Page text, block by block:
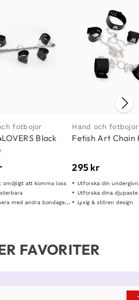
fotbojor
Black
omöjligt att komma loss
med andra bondageobjekt
Hand och fotbojor
Fetish Art Chain
295 kr
Utforska din
Utforska dina
Lyxig & stilren design
FAVORITER